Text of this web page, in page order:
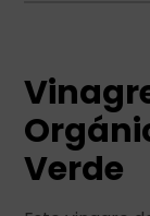
Verde